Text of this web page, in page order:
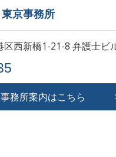
京事務所
区西新橋1-21-8 弁護士ビ
事務所案内はこちら